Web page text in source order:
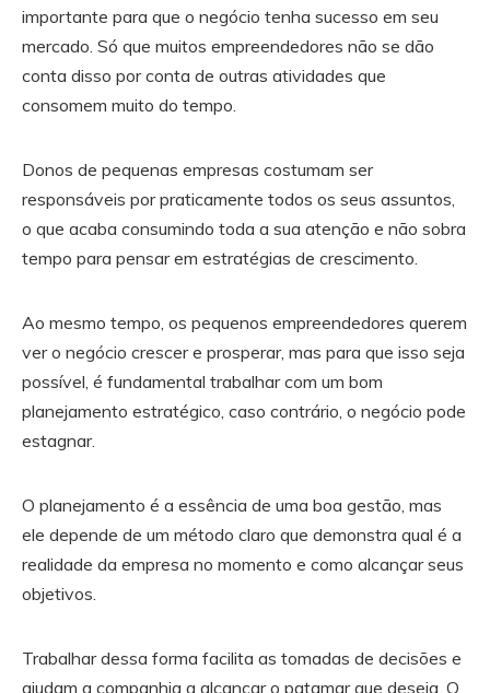
importante para que o negócio tenha sucesso em seu
mercado. Só que muitos empreendedores não se dão
conta disso por conta de outras atividades que
consomem muito do tempo.
Donos de pequenas empresas costumam ser
responsáveis por praticamente todos os seus assuntos,
o que acaba consumindo toda a sua atenção e não sobra
tempo para pensar em estratégias de crescimento.
Ao mesmo tempo, os pequenos empreendedores querem
ver o negócio crescer e prosperar, mas para que isso seja
possível, é fundamental trabalhar com um bom
planejamento estratégico, caso contrário, o negócio pode
estagnar.
O planejamento é a essência de uma boa gestão, mas
ele depende de um método claro que demonstra qual é a
realidade da empresa no momento e como alcançar seus
objetivos.
Trabalhar dessa forma facilita as tomadas de decisões e
ajudam a companhia a alcançar o patamar que deseja. O